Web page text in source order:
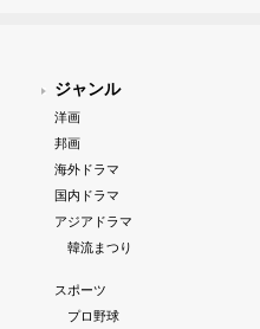
ジャンル
洋画
邦画
海外ドラマ
国内ドラマ
アジアドラマ
韓流まつり
スポーツ
プロ野球